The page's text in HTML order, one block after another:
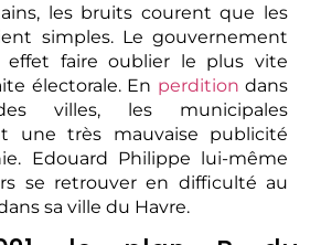
les bruits courent que les
simples. Le gouvernement
effet faire oublier le plus vite
électorale. En perdition dans
villes, les municipales
une très mauvaise publicité
Edouard Philippe lui-même
se retrouver en difficulté au
sa ville du Havre.